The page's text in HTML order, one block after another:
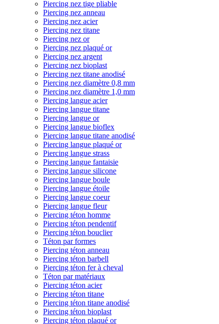
Piercing nez tige pliable
Piercing nez anneau
Piercing nez acier
Piercing nez titane
Piercing nez or
Piercing nez plaqué or
Piercing nez argent
Piercing nez bioplast
Piercing nez titane anodisé
Piercing nez diamètre 0,8 mm
Piercing nez diamètre 1,0 mm
Piercing langue acier
Piercing langue titane
Piercing langue or
Piercing langue bioflex
Piercing langue titane anodisé
Piercing langue plaqué or
Piercing langue strass
Piercing langue fantaisie
Piercing langue silicone
Piercing langue boule
Piercing langue étoile
Piercing langue coeur
Piercing langue fleur
Piercing téton homme
Piercing téton pendentif
Piercing téton bouclier
Téton par formes
Piercing téton anneau
Piercing téton barbell
Piercing téton fer à cheval
Téton par matériaux
Piercing téton acier
Piercing téton titane
Piercing téton titane anodisé
Piercing téton bioplast
Piercing téton plaqué or